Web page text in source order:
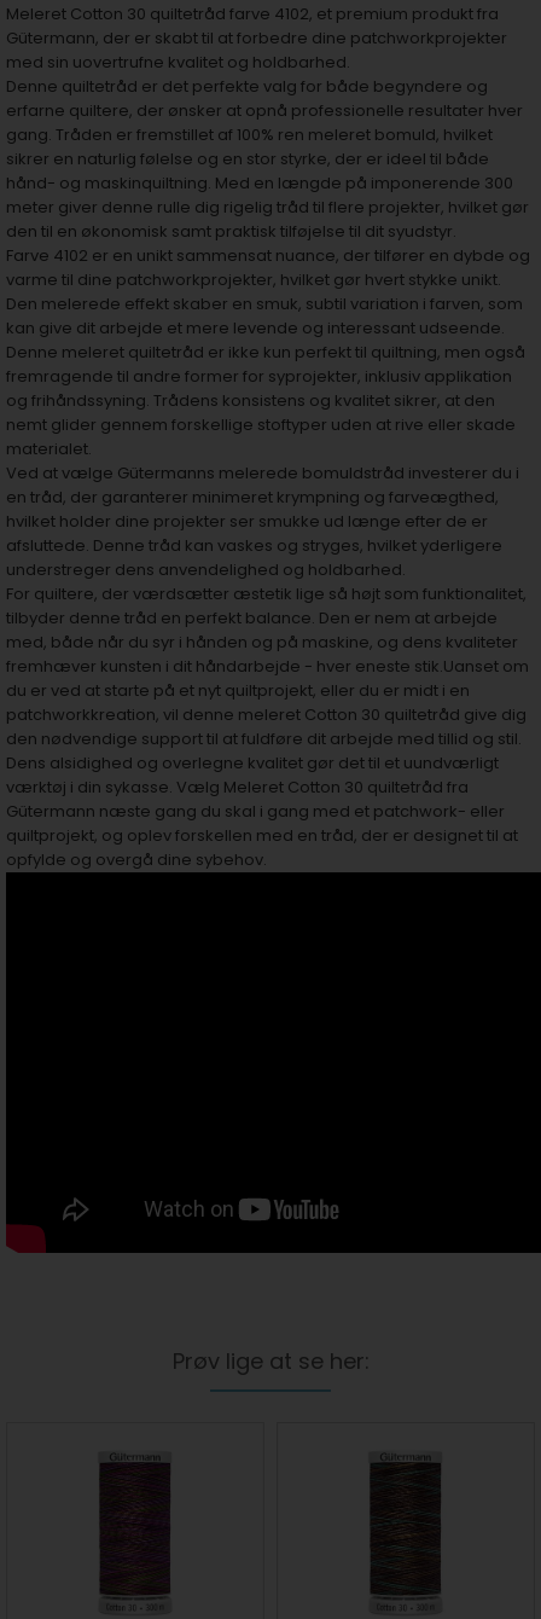
Meleret Cotton 30 quiltetråd farve 4102, et premium produkt fra
Gütermann, der er skabt til at forbedre dine patchworkprojekter
med sin uovertrufne kvalitet og holdbarhed.
Denne quiltetråd er det perfekte valg for både begyndere og
erfarne quiltere, der ønsker at opnå professionelle resultater hver
gang. Tråden er fremstillet af 100% ren meleret bomuld, hvilket
sikrer en naturlig følelse og en stor styrke, der er ideel til både
hånd- og maskinquiltning. Med en længde på imponerende 300
meter giver denne rulle dig rigelig tråd til flere projekter, hvilket gør
den til en økonomisk samt praktisk tilføjelse til dit syudstyr.
Farve 4102 er en unikt sammensat nuance, der tilfører en dybde og
varme til dine patchworkprojekter, hvilket gør hvert stykke unikt.
Den melerede effekt skaber en smuk, subtil variation i farven, som
kan give dit arbejde et mere levende og interessant udseende.
Denne meleret quiltetråd er ikke kun perfekt til quiltning, men også
fremragende til andre former for syprojekter, inklusiv applikation
og frihåndssyning. Trådens konsistens og kvalitet sikrer, at den
nemt glider gennem forskellige stoftyper uden at rive eller skade
materialet.
Ved at vælge Gütermanns melerede bomuldstråd investerer du i
en tråd, der garanterer minimeret krympning og farveægthed,
hvilket holder dine projekter ser smukke ud længe efter de er
afsluttede. Denne tråd kan vaskes og stryges, hvilket yderligere
understreger dens anvendelighed og holdbarhed.
For quiltere, der værdsætter æstetik lige så højt som funktionalitet,
tilbyder denne tråd en perfekt balance. Den er nem at arbejde
med, både når du syr i hånden og på maskine, og dens kvaliteter
fremhæver kunsten i dit håndarbejde - hver eneste stik.Uanset om
du er ved at starte på et nyt quiltprojekt, eller du er midt i en
patchworkkreation, vil denne meleret Cotton 30 quiltetråd give dig
den nødvendige support til at fuldføre dit arbejde med tillid og stil.
Dens alsidighed og overlegne kvalitet gør det til et uundværligt
værktøj i din sykasse. Vælg Meleret Cotton 30 quiltetråd fra
Gütermann næste gang du skal i gang med et patchwork- eller
quiltprojekt, og oplev forskellen med en tråd, der er designet til at
opfylde og overgå dine sybehov.
Prøv lige at se her: